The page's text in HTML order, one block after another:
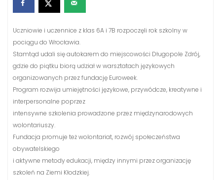
Uczniowie i uczennice z klas 6A i 7B rozpoczęli rok szkolny w
pociągu do Wrocławia.
Stamtąd udali się autokarem do miejscowości Długopole Zdrój,
gdzie do piątku biorą udział w warsztatach językowych
organizowanych przez fundację Euroweek.
Program rozwija umiejętności językowe, przywódcze, kreatywne i
interpersonalne poprzez
intensywne szkolenia prowadzone przez międzynarodowych
wolontariuszy.
Fundacja promuje też wolontariat, rozwój społeczeństwa
obywatelskiego
i aktywne metody edukacji, między innymi przez organizację
szkoleń na Ziemi Kłodzkiej.